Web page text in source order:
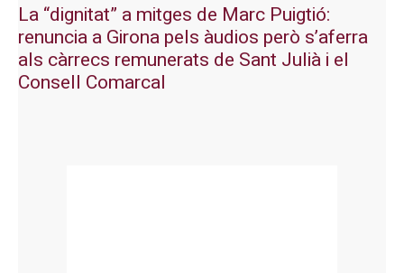
La “dignitat” a mitges de Marc Puigtió:
renuncia a Girona pels àudios però s’aferra
als càrrecs remunerats de Sant Julià i el
Consell Comarcal